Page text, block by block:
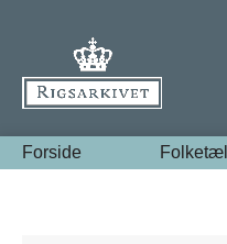
Forside